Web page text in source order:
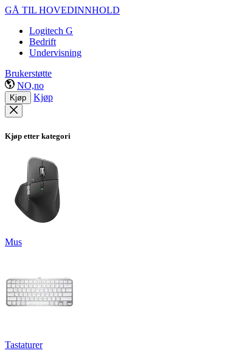
GÅ TIL HOVEDINNHOLD
Logitech G
Bedrift
Undervisning
Brukerstøtte
NO,no
Kjøp Kjøp
Kjøp etter kategori
Mus
Tastaturer